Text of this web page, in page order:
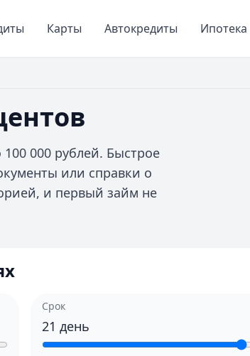
Карты Автокредиты Ипотека
000 рублей. Быстрое
или справки о
и первый займ не
Срок
21 день